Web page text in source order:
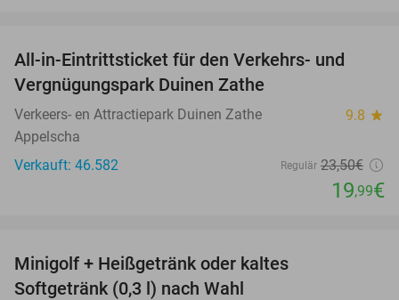
All-in-Eintrittsticket für den Verkehrs- und
Vergnügungspark Duinen Zathe
Verkeers- en Attractiepark Duinen Zathe 9.8 star
Appelscha
Verkauft: 46.582
Regulär 23,50€
19,99€
Minigolf + Heißgetränk oder kaltes
Softgetränk (0,3 l) nach Wahl